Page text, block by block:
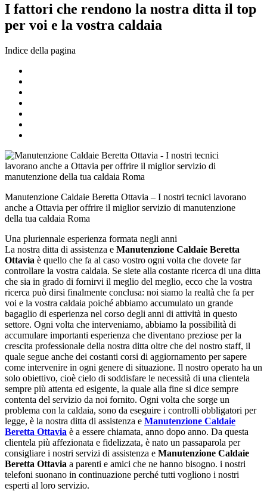
I fattori che rendono la nostra ditta il top
per voi e la vostra caldaia
Indice della pagina
Manutenzione Caldaie Beretta Ottavia – I nostri tecnici lavorano
anche a Ottavia per offrire il miglior servizio di manutenzione
della tua caldaia Roma
Una pluriennale esperienza formata negli anni
La nostra ditta di assistenza e Manutenzione Caldaie Beretta
Ottavia è quello che fa al caso vostro ogni volta che dovete far
controllare la vostra caldaia. Se siete alla costante ricerca di una ditta
che sia in grado di fornirvi il meglio del meglio, ecco che la vostra
ricerca può dirsi finalmente conclusa: noi siamo la realtà che fa per
voi e la vostra caldaia poiché abbiamo accumulato un grande
bagaglio di esperienza nel corso degli anni di attività in questo
settore. Ogni volta che interveniamo, abbiamo la possibilità di
accumulare importanti esperienza che diventano preziose per la
crescita professionale della nostra ditta oltre che del nostro staff, il
quale segue anche dei costanti corsi di aggiornamento per sapere
come intervenire in ogni genere di situazione. Il nostro operato ha un
solo obiettivo, cioè cielo di soddisfare le necessità di una clientela
sempre più attenta ed esigente, la quale alla fine si dice sempre
contenta del servizio da noi fornito. Ogni volta che sorge un
problema con la caldaia, sono da eseguire i controlli obbligatori per
legge, è la nostra ditta di assistenza e Manutenzione Caldaie
Beretta Ottavia è a essere chiamata, anno dopo anno. Da questa
clientela più affezionata e fidelizzata, è nato un passaparola per
consigliare i nostri servizi di assistenza e Manutenzione Caldaie
Beretta Ottavia a parenti e amici che ne hanno bisogno. i nostri
telefoni suonano in continuazione perché tutti vogliono i nostri
esperti al loro servizio.